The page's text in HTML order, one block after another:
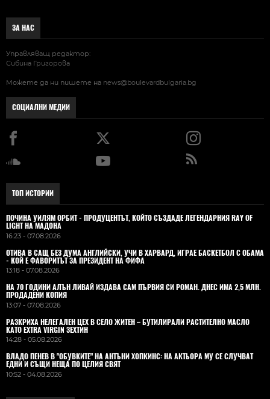
ЗА НАС
Управляващ редактор:
Сибина Григорова
Можете да ни пишете на news@boulevardbulgaria.bg
СОЦИАЛНИ МЕДИИ
ТОП ИСТОРИИ
ПОЧИНА УИЛЯМ ОРБИТ - ПРОДУЦЕНТЪТ, КОЙТО СЪЗДАДЕ ЛЕГЕНДАРНИЯ RAY OF
LIGHT НА МАДОНА
16:23 - 07.08.2026
ОТИВА В САЩ БЕЗ ДУМА АНГЛИЙСКИ, УЧИ В ХАРВАРД, ИГРАЕ БАСКЕТБОЛ С ОБАМА
- КОЙ Е ФАВОРИТЪТ ЗА ПРЕЗИДЕНТ НА ФИФА
13:18 - 07.08.2026
НА 70 ГОДИНИ АЛЪН ЛИВАЙ ИЗДАВА САМ ПЪРВИЯ СИ РОМАН. ДНЕС ИМА 2,5 МЛН.
ПРОДАДЕНИ КОПИЯ
13:07 - 07.08.2026
РАЗКРИХА НЕЛЕГАЛЕН ЦЕХ В СЕЛО ЖИТЕН – БУТИЛИРАЛИ РАСТИТЕЛНО МАСЛО
КАТО EXTRA VIRGIN ЗЕХТИН
14:28 - 05.08.2026
ВЛАДO ПЕНЕВ В "ОБУВКИТЕ" НА АНТЪНИ ХОПКИНС: НА АКТЬОРА МУ СЕ СЛУЧВАТ
ЕДНИ И СЪЩИ НЕЩА ПО ЦЕЛИЯ СВЯТ
10:52 - 04.08.2026